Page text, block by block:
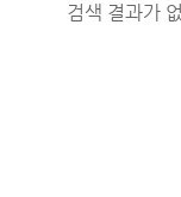
검색 결과가